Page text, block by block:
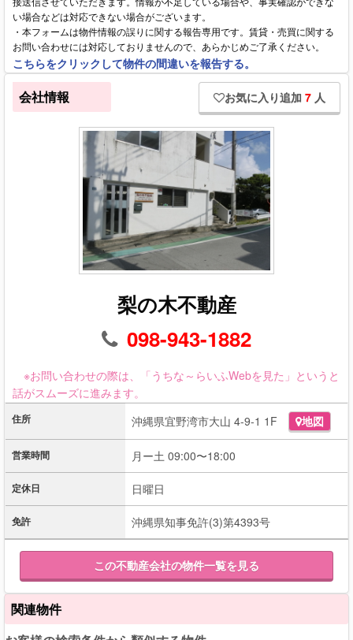
い場合などは対応できない場合がございます。
・本フォームは物件情報の誤りに関する報告専用です。賃貸・売買に関する
お問い合わせには対応しておりませんので、あらかじめご了承ください。
こちらをクリックして物件の間違いを報告する。
会社情報 お気に入り追加 7 人
梨の木不動産
098-943-1882
※お問い合わせの際は、「うちな～らいふWebを見た」というと
話がスムーズに進みます。
住所 沖縄県宜野湾市大山 4-9-1 1F 地図
営業時間 月ー土 09:00〜18:00
定休日 日曜日
免許 沖縄県知事免許(3)第4393号
この不動産会社の物件一覧を見る
関連物件